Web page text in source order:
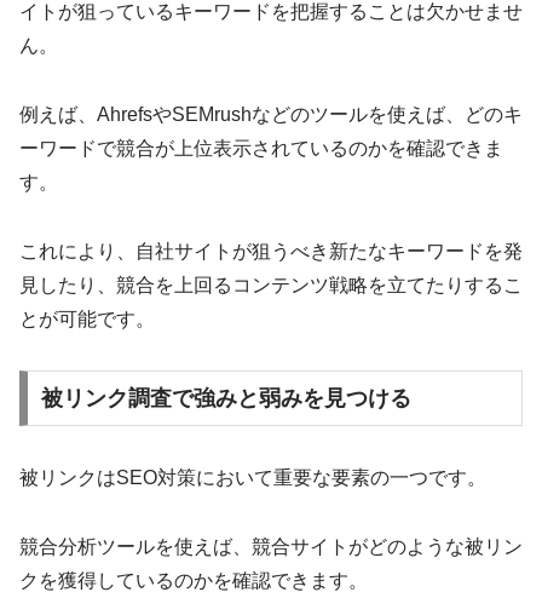
イトが狙っているキーワードを把握することは欠かせませ
ん。
例えば、AhrefsやSEMrushなどのツールを使えば、どのキ
ーワードで競合が上位表示されているのかを確認できま
す。
これにより、自社サイトが狙うべき新たなキーワードを発
見したり、競合を上回るコンテンツ戦略を立てたりするこ
とが可能です。
被リンク調査で強みと弱みを見つける
被リンクはSEO対策において重要な要素の一つです。
競合分析ツールを使えば、競合サイトがどのような被リン
クを獲得しているのかを確認できます。